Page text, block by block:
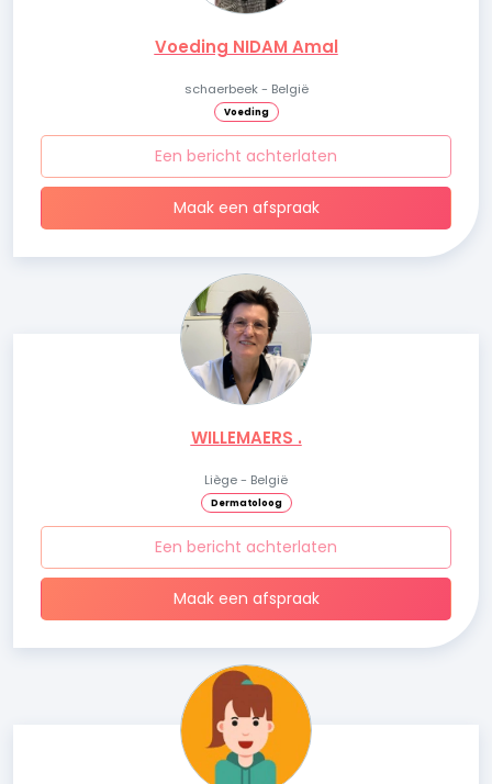
Voeding NIDAM Amal
schaerbeek - België
Voeding
Een bericht achterlaten
Maak een afspraak
WILLEMAERS .
Liège - België
Dermatoloog
Een bericht achterlaten
Maak een afspraak